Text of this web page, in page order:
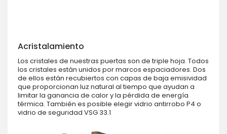
Acristalamiento
Los cristales de nuestras puertas son de triple hoja. Todos
los cristales están unidos por marcos espaciadores. Dos
de ellos están recubiertos con capas de baja emisividad
que proporcionan luz natural al tiempo que ayudan a
limitar la ganancia de calor y la pérdida de energía
térmica. También es posible elegir vidrio antirrobo P4 o
vidrio de seguridad VSG 33.1